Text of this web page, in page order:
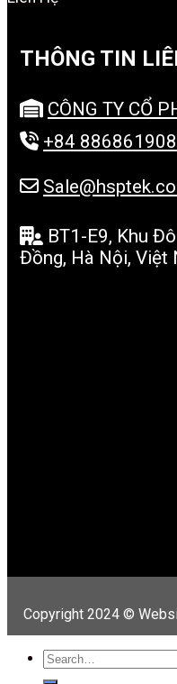
THÔNG TIN
CÔNG TY CỔ
+84 886861908
BT1-E9, Khu
Đồng, Hà Nội, Việt
Copyright 2024 ©
Search
for: